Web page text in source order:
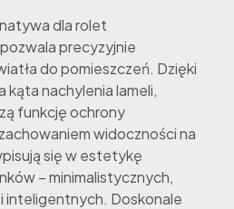
dla rolet
precyzyjnie
do pomieszczeń. Dzięki
kąta nachylenia lameli,
funkcję ochrony
widoczności na
się w estetykę
– minimalistycznych,
inteligentnych. Doskonale